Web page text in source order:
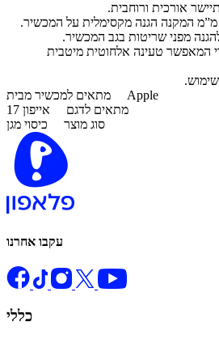
אורכית ורוחבית.
מפני שריטות בגב המכשיר.
המאפשר טעינה אלחוטית מיטבית
מתאים למכשיר מבית Apple
מתאים לדגם אייפון 17
סוג מוצר כיסוי מגן
עקבו אחרנו
כללי